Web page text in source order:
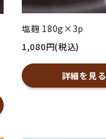
塩麹 180g×3p
1,080円(税込)
詳細を見る